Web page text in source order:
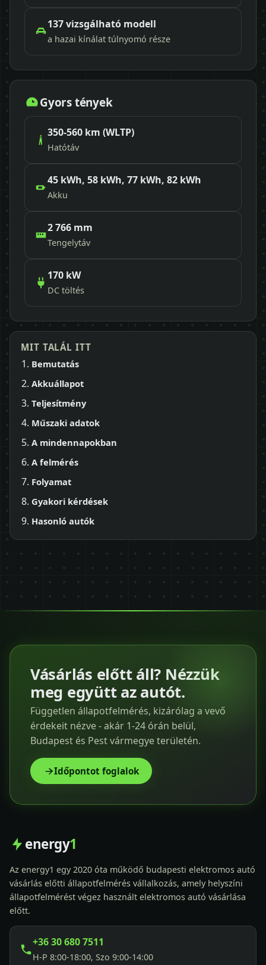
137 vizsgálható modell
a hazai kínálat túlnyomó része
Gyors tények
350-560 km (WLTP)
Hatótáv
45 kWh, 58 kWh, 77 kWh, 82 kWh
Akku
2 766 mm
Tengelytáv
170 kW
DC töltés
MIT TALÁL ITT
Bemutatás
Akkuállapot
Teljesítmény
Műszaki adatok
A mindennapokban
A felmérés
Folyamat
Gyakori kérdések
Hasonló autók
Vásárlás előtt áll? Nézzük
meg együtt az autót.
Független állapotfelmérés, kizárólag a vevő
érdekeit nézve - akár 1-24 órán belül,
Budapest és Pest vármegye területén.
Időpontot foglalok
energy1
Az energy1 egy 2020 óta működő budapesti elektromos autó
vásárlás előtti állapotfelmérés vállalkozás, amely helyszíni
állapotfelmérést végez használt elektromos autó vásárlása
előtt.
+36 30 680 7511
H-P 8:00-18:00, Szo 9:00-14:00